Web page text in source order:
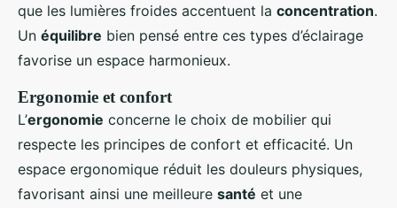
que les lumières froides accentuent la concentration.
Un équilibre bien pensé entre ces types d’éclairage
favorise un espace harmonieux.
Ergonomie et confort
L’ergonomie concerne le choix de mobilier qui
respecte les principes de confort et efficacité. Un
espace ergonomique réduit les douleurs physiques,
favorisant ainsi une meilleure santé et une